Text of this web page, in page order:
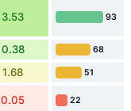
3.53 93
0.38 68
1.68 51
0.05 22